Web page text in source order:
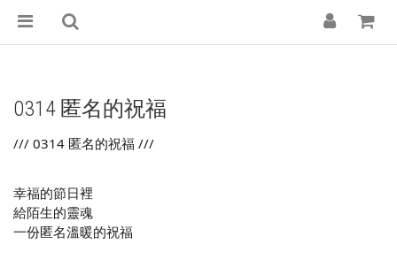
0314 匿名的祝福
/// 0314 匿名的祝福 ///
幸福的節日裡
給陌生的靈魂
一份匿名溫暖的祝福